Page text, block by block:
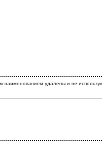
наименованием удалены и не